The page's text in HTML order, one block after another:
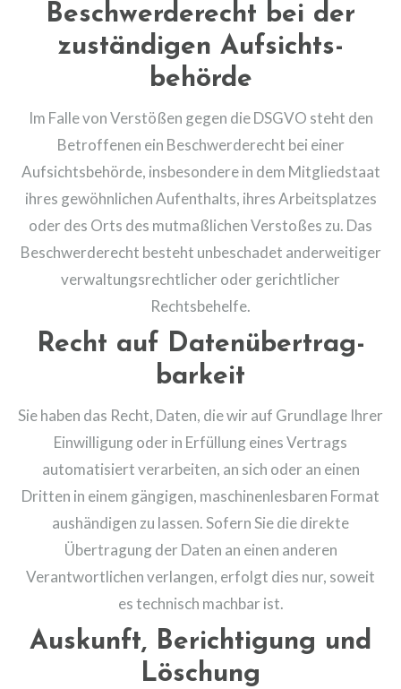
Beschwerde­recht bei der
zuständigen Aufsichts­
behörde
Im Falle von Verstößen gegen die DSGVO steht den
Betroffenen ein Beschwerderecht bei einer
Aufsichtsbehörde, insbesondere in dem Mitgliedstaat
ihres gewöhnlichen Aufenthalts, ihres Arbeitsplatzes
oder des Orts des mutmaßlichen Verstoßes zu. Das
Beschwerderecht besteht unbeschadet anderweitiger
verwaltungsrechtlicher oder gerichtlicher
Rechtsbehelfe.
Recht auf Daten­übertrag­
barkeit
Sie haben das Recht, Daten, die wir auf Grundlage Ihrer
Einwilligung oder in Erfüllung eines Vertrags
automatisiert verarbeiten, an sich oder an einen
Dritten in einem gängigen, maschinenlesbaren Format
aushändigen zu lassen. Sofern Sie die direkte
Übertragung der Daten an einen anderen
Verantwortlichen verlangen, erfolgt dies nur, soweit
es technisch machbar ist.
Auskunft, Berichtigung und
Löschung